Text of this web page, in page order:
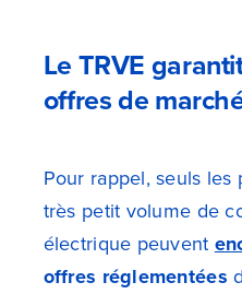
Le TRVE
offres de
Pour rappel, seuls
très petit volume de
électrique peuvent
offres réglementées